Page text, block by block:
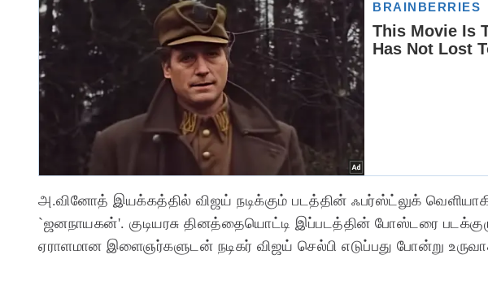
அ.வினோத் இயக்கத்தில் விஜய் நடிக்கும் படத்தின் ஃபர்ஸ்ட்லுக்
`ஜனநாயகன்'. குடியரசு தினத்தையொட்டி இப்படத்தின் போஸ்டரை
ஏராளமான இளைஞர்களுடன் நடிகர் விஜய் செல்பி எடுப்பது போன்று